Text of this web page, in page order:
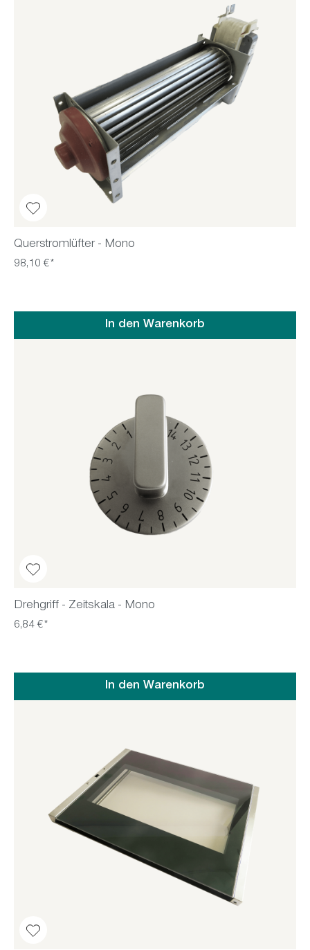
Querstromlüfter - Mono
98,10 €*
In den Warenkorb
Drehgriff - Zeitskala - Mono
6,84 €*
In den Warenkorb